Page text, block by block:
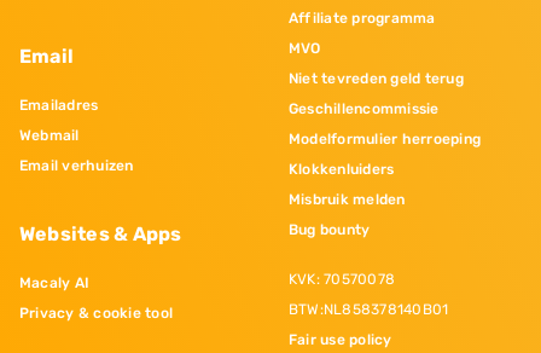
Email
Emailadres
Webmail
Email verhuizen
Websites & Apps
Macaly AI
Privacy & cookie tool
Affiliate programma
MVO
Niet tevreden geld terug
Geschillencommissie
Modelformulier herroeping
Klokkenluiders
Misbruik melden
Bug bounty
KVK: 70570078
BTW:NL858378140B01
Fair use policy